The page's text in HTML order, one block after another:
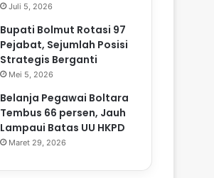
Juli 5, 2026
Bupati Bolmut Rotasi 97
Pejabat, Sejumlah Posisi
Strategis Berganti
Mei 5, 2026
Belanja Pegawai Boltara
Tembus 66 persen, Jauh
Lampaui Batas UU HKPD
Maret 29, 2026